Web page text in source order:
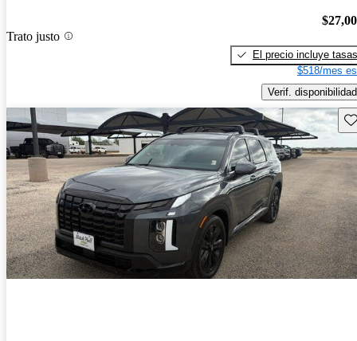
Trato justo
El precio incluye tasas
$518/mes
Verif. disponibilidad